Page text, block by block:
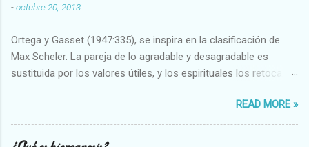
-octubre 20, 2013
Ortega y Gasset (1947:335), se inspira en la clasificación de
Max Scheler. La pareja de lo agradable y desagradable es
sustituida por los valores útiles, y los espirituales los retoca.
Abundante-Escaso,etc 2 VITALES Sano-Enfermo Selecto-
Vulgar Enérgico-Inerte Fuerte-Débil,etc. 3 ESPIRITUALES a)
Intelectuales Conocimiento-Error Exacto-Aproximado
READ MORE »